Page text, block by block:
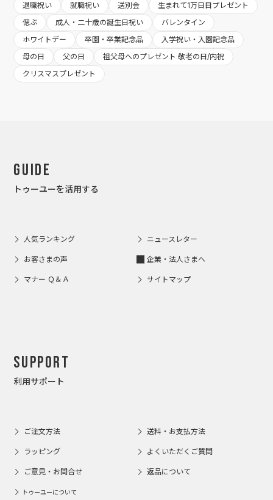
退職祝い
就職祝い 送別会
生まれて1万日目プレゼント
偲ぶ
成人・二十歳の誕生日祝い
バレンタイン
ホワイトデー
卒園・卒業記念品
入学祝い・入園記念品
母の日
父の日
祖父母へのプレゼント 敬老の日/内祝
クリスマスプレゼント
Guide
トゥーユーを活用する
人気ランキング ニュースレター
お客さまの声 企業・法人さまへ
マナー Ｑ＆Ａ サイトマップ
Support
利用サポート
ご注文方法 送料・お支払方法
ラッピング よくいただくご質問
ご意見・お問合せ 返品について
トゥーユーについて